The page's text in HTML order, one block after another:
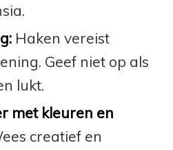
Haken vereist
Geef niet op als
lukt.
met kleuren en
creatief en